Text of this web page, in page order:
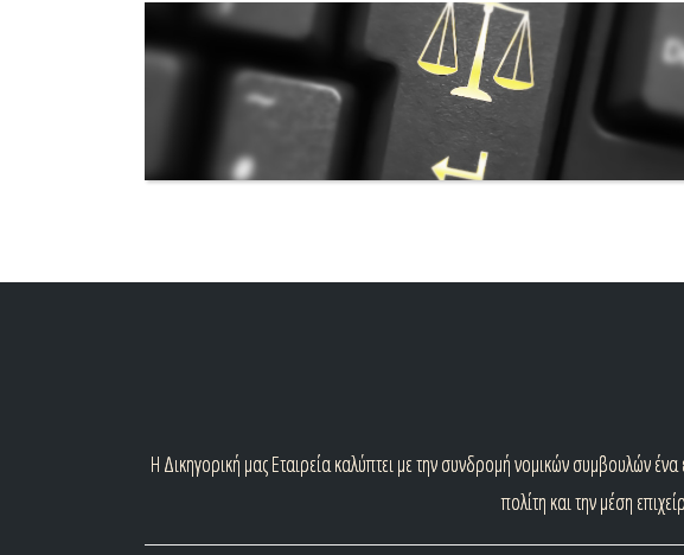
H Δικηγορική μας Εταιρεία καλύπτει με την συνδρομή νομικών συμβουλών
πολίτη και την μέση